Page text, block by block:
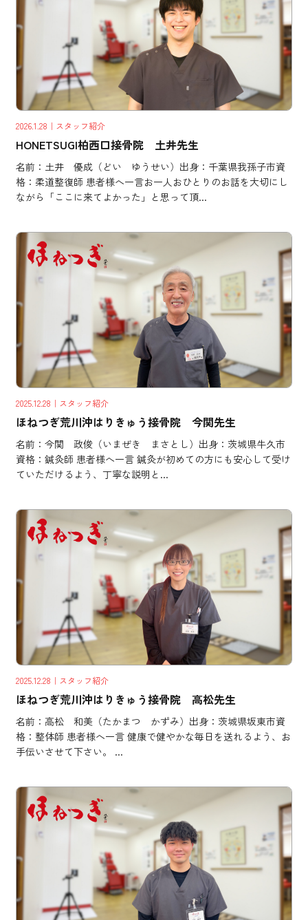
2026.1.28 ｜スタッフ紹介
HONETSUGI柏西口接骨院 土井先生
名前：土井 優成（どい ゆうせい）出身：千葉県我孫子市資
格：柔道整復師 患者様へ一言お一人おひとりのお話を大切にし
ながら「ここに来てよかった」と思って頂...
2025.12.28 ｜スタッフ紹介
ほねつぎ荒川沖はりきゅう接骨院 今関先生
名前：今関 政俊（いまぜき まさとし）出身：茨城県牛久市
資格：鍼灸師 患者様へ一言 鍼灸が初めての方にも安心して受け
ていただけるよう、丁寧な説明と...
2025.12.28 ｜スタッフ紹介
ほねつぎ荒川沖はりきゅう接骨院 高松先生
名前：高松 和美（たかまつ かずみ）出身：茨城県坂東市資
格：整体師 患者様へ一言 健康で健やかな毎日を送れるよう、お
手伝いさせて下さい。 ...